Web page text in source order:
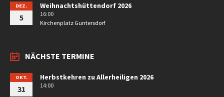
DEZ.
5
Weihnachtshüttendorf 2026
16:00
Kirchenplatz Guntersdorf
NÄCHSTE TERMINE
OKT.
31
Herbstkehren zu Allerheiligen 2026
14:00